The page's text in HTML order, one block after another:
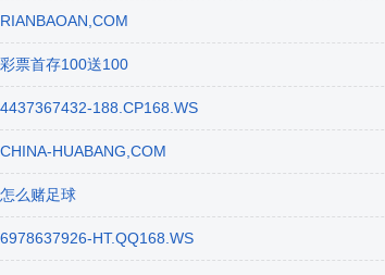
RIANBAOAN,COM
彩票首存100送100
4437367432-188.CP168.WS
CHINA-HUABANG,COM
怎么赌足球
6978637926-HT.QQ168.WS